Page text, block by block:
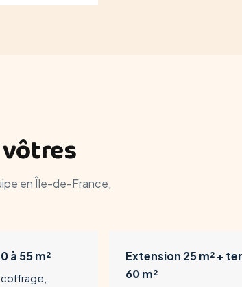
en Île-de-France,
à 55 m²
Extension 25 m² +
60 m²